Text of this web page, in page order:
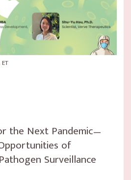
the Next Pandemic—
of
Surveillance